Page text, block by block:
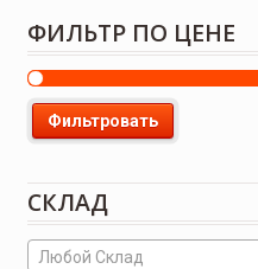
ФИЛЬТР ПО ЦЕНЕ
Фильтровать
СКЛАД
Любой Склад